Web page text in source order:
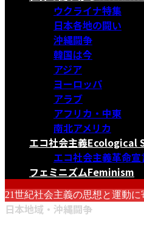
ウクライナ特集
日本各地の闘い
沖縄闘争
韓国は今
アジア
ヨーロッパ
アラブ
アフリカ・中東
南北アメリカ
エコ社会主義Ecological
エコ社会主義革命宣
フェミニズムFeminism
21世紀社会主義の思想と運動
日本地域・沖縄闘争